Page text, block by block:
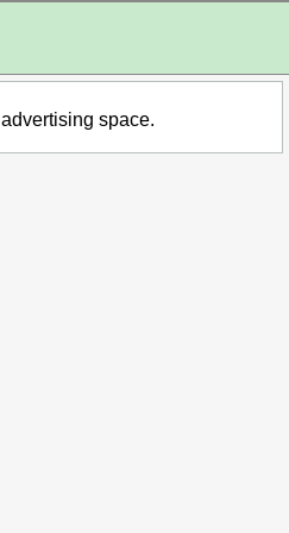
advertising space.